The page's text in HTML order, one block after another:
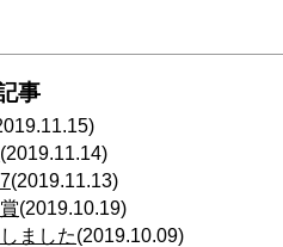
事
(2019.11.14)
(2019.11.13)
(2019.10.19)
ました(2019.10.09)